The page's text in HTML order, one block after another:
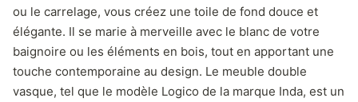
ou le carrelage, vous créez une toile de fond douce et
élégante. Il se marie à merveille avec le blanc de votre
baignoire ou les éléments en bois, tout en apportant une
touche contemporaine au design. Le meuble double
vasque, tel que le modèle Logico de la marque Inda, est un